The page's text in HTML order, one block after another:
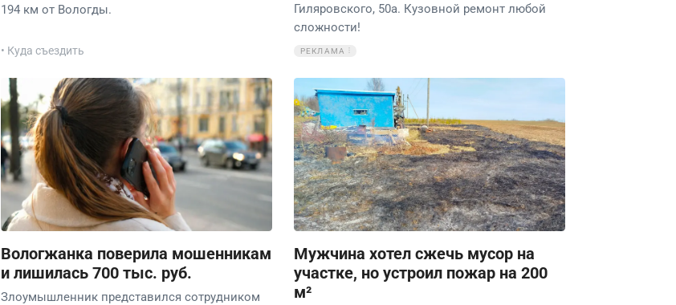
194 км от Вологды.
• Куда съездить
Гиляровского, 50а. Кузовной ремонт любой
сложности!
РЕКЛАМА
Вологжанка поверила мошенникам
и лишилась 700 тыс. руб.
Злоумышленник представился сотрудником
Мужчина хотел сжечь мусор на
участке, но устроил пожар на 200
м²